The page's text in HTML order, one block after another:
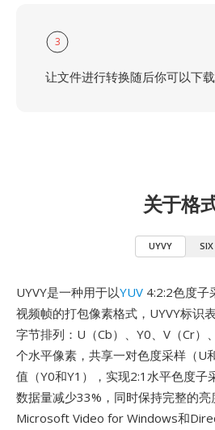
3
让文件进行转换随后你可以下
关于格
UYVY SIX
UYVY是一种用于以YUV 4:2:2色度子
视频帧的打包像素格式，UYVY标识
字节排列：U（Cb）、Y0、V（Cr）
个水平像素，共享一对色度采样（U
值（Y0和Y1），实现2:1水平色度子
数据量减少33%，同时保持完整的亮
Microsoft Video for Windows和